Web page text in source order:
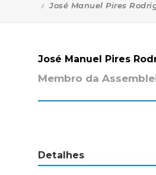
José Manuel Pires
José Manuel Pires
Membro da
Detalhes